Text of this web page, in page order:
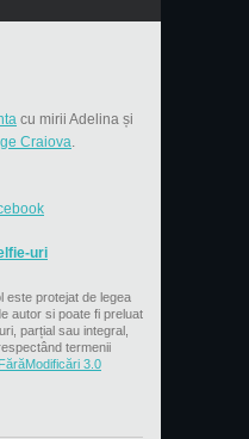
cu mirii Adelina și
Craiova.
uri
este protejat de legea
autor si poate fi preluat
parțial sau integral,
termenii
3.0